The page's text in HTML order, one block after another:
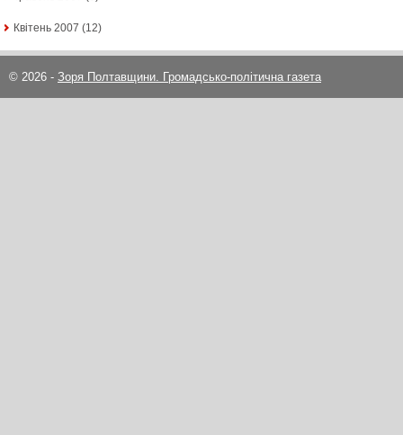
Квітень 2007 (12)
© 2026 - Зоря Полтавщини. Громадсько-політична газета